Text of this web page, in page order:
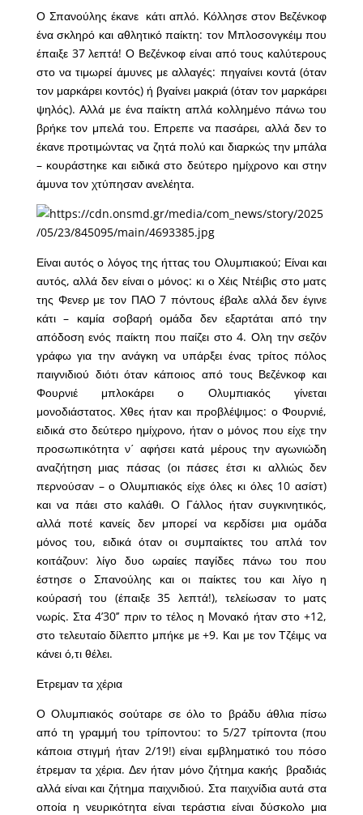
Ο Σπανούλης έκανε κάτι απλό. Κόλλησε στον Βεζένκοφ
ένα σκληρό και αθλητικό παίκτη: τον Μπλοσονγκέιμ που
έπαιξε 37 λεπτά! Ο Βεζένκοφ είναι από τους καλύτερους
στο να τιμωρεί άμυνες με αλλαγές: πηγαίνει κοντά (όταν
τον μαρκάρει κοντός) ή βγαίνει μακριά (όταν τον μαρκάρει
ψηλός). Αλλά με ένα παίκτη απλά κολλημένο πάνω του
βρήκε τον μπελά του. Επρεπε να πασάρει, αλλά δεν το
έκανε προτιμώντας να ζητά πολύ και διαρκώς την μπάλα
– κουράστηκε και ειδικά στο δεύτερο ημίχρονο και στην
άμυνα τον χτύπησαν ανελέητα.
Είναι αυτός ο λόγος της ήττας του Ολυμπιακού; Είναι και
αυτός, αλλά δεν είναι ο μόνος: κι ο Χέις Ντέιβις στο ματς
της Φενερ με τον ΠΑΟ 7 πόντους έβαλε αλλά δεν έγινε
κάτι – καμία σοβαρή ομάδα δεν εξαρτάται από την
απόδοση ενός παίκτη που παίζει στο 4. Ολη την σεζόν
γράφω για την ανάγκη να υπάρξει ένας τρίτος πόλος
παιγνιδιού διότι όταν κάποιος από τους Βεζένκοφ και
Φουρνιέ μπλοκάρει ο Ολυμπιακός γίνεται
μονοδιάστατος. Χθες ήταν και προβλέψιμος: ο Φουρνιέ,
ειδικά στο δεύτερο ημίχρονο, ήταν ο μόνος που είχε την
προσωπικότητα ν΄ αφήσει κατά μέρους την αγωνιώδη
αναζήτηση μιας πάσας (οι πάσες έτσι κι αλλιώς δεν
περνούσαν – ο Ολυμπιακός είχε όλες κι όλες 10 ασίστ)
και να πάει στο καλάθι. Ο Γάλλος ήταν συγκινητικός,
αλλά ποτέ κανείς δεν μπορεί να κερδίσει μια ομάδα
μόνος του, ειδικά όταν οι συμπαίκτες του απλά τον
κοιτάζουν: λίγο δυο ωραίες παγίδες πάνω του που
έστησε ο Σπανούλης και οι παίκτες του και λίγο η
κούρασή του (έπαιξε 35 λεπτά!), τελείωσαν το ματς
νωρίς. Στα 4’30’’ πριν το τέλος η Μονακό ήταν στο +12,
στο τελευταίο δίλεπτο μπήκε με +9. Και με τον Τζέιμς να
κάνει ό,τι θέλει.
Ετρεμαν τα χέρια
Ο Ολυμπιακός σούταρε σε όλο το βράδυ άθλια πίσω
από τη γραμμή του τρίποντου: το 5/27 τρίποντα (που
κάποια στιγμή ήταν 2/19!) είναι εμβληματικό του πόσο
έτρεμαν τα χέρια. Δεν ήταν μόνο ζήτημα κακής βραδιάς
αλλά είναι και ζήτημα παιχνιδιού. Στα παιχνίδια αυτά στα
οποία η νευρικότητα είναι τεράστια είναι δύσκολο μια